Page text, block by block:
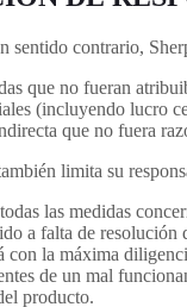
sentido contrario,
que no fueran
(incluyendo lucro
que no fuera
limita su
las medidas
a falta de resolución
con la máxima
de un mal
producto.